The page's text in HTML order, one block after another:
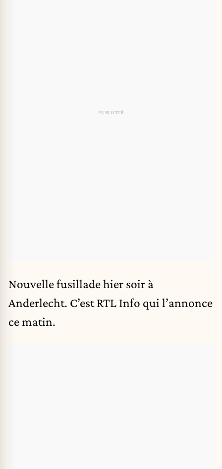
Nouvelle fusillade hier soir à
Anderlecht. C’est RTL Info qui l’annonce
ce matin.